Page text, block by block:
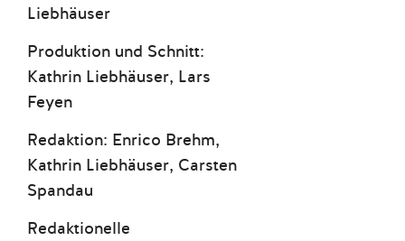
Liebhäuser
Produktion und Schnitt:
Kathrin Liebhäuser, Lars
Feyen
Redaktion: Enrico Brehm,
Kathrin Liebhäuser, Carsten
Spandau
Redaktionelle